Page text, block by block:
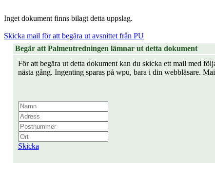
Inget dokument finns bilagt detta uppslag.
Skicka mail för att begära ut avsnittet från PU
Begär att Palmeutredningen lämnar ut detta dokument
För att begära ut detta dokument kan du skicka ett mail med
nästa gång. Ingenting sparas på wpu, bara i din webbläsare.
Skicka